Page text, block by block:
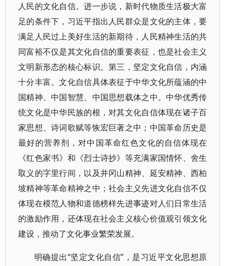
人民的文化自信。进一步说，新时代物质生活极大富
足的条件下，习近平指出人民群众是文化的主体，要
满足人民过上美好生活的新期待，人民精神生活的共
同富裕不仅是其文化自信的重要表征，也是社会主义
文明新形态的核心标识。第三，坚定文化自信，内涵
十分丰富。文化自信具体表征于中华文化所蕴涵的中
国精神、中国智慧、中国思想载体之中。中华优秀传
统文化是中华民族的根，对其文化自信体现在诸子百
家思想、诗词歌赋等恢宏巨著之中；中国革命历史是
最好的营养剂，对中国革命红色文化的自信体现在
《红色家书》和《烈士诗抄》等充满家国情怀、舍生
取义的字里行间，以及井冈山精神、延安精神、西柏
坡精神等革命精神之中；社会主义先进文化自信不仅
体现在模范人物和道德榜样先进事迹对人们日常生活
的激励作用，还体现在社会主义核心价值观引领文化
建设，推动了文化事业繁荣发展。
明确提出“坚定文化自信”，是习近平文化思想原